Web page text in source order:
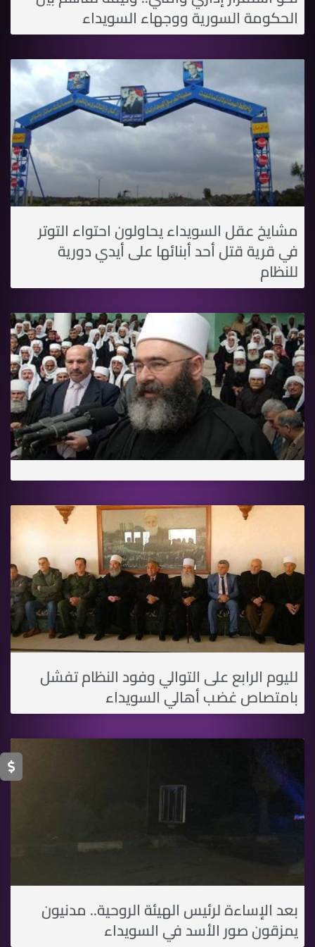
الحكومة السورية ووجهاء السويداء
مشايخ عقل السويداء يحاولون احتواء التوتر
في قرية قتل أحد أبنائها على أيدي دورية
للنظام
لليوم الرابع على التوالي وفود النظام تفشل
بامتصاص غضب أهالي السويداء
بعد الإساءة لرئيس الهيئة الروحية.. مدنيون
يمزقون صور الأسد في السويداء